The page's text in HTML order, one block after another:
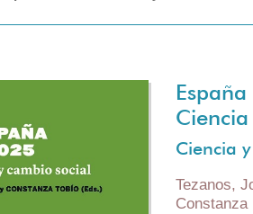
Ciencia
Tezanos,
Constanza